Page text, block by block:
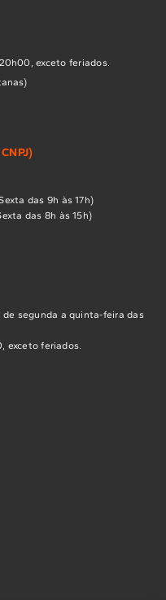
exceto feriados.
das 9h às 17h)
das 8h às 15h)
segunda a quinta-feira das
exceto feriados.